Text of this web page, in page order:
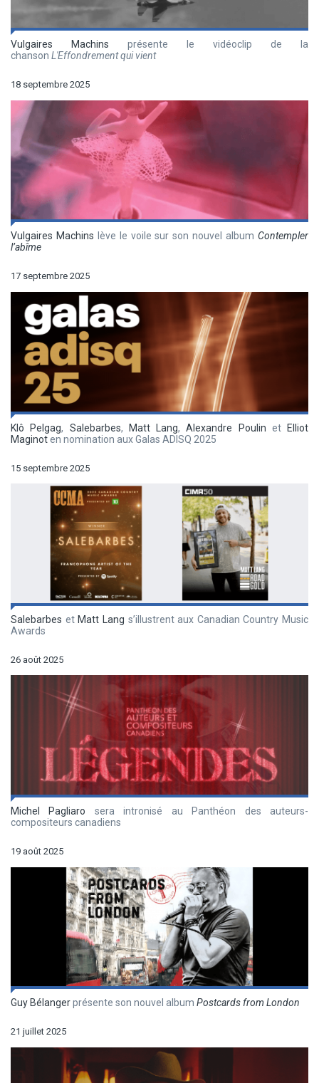
Vulgaires Machins présente le vidéoclip de la
chanson L'Effondrement qui vient
18 septembre 2025
Vulgaires Machins lève le voile sur son nouvel albumContempler
l’abîme
17 septembre 2025
Klô Pelgag, Salebarbes, Matt Lang,Alexandre Poulin et
Elliot
Maginoten nomination aux Galas ADISQ 2025
15 septembre 2025
Salebarbes et Matt Lang s’illustrent aux Canadian Country Music
Awards
26 août 2025
Michel Pagliaro sera intronisé au Panthéon des auteurs-
compositeurs canadiens
19 août 2025
Guy Bélangerprésente son nouvel album Postcards from London
21 juillet 2025